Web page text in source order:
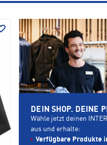
DEIN SHOP. DEINE
Wähle jetzt deinen
aus und erhalte:
Verfügbare Produkte